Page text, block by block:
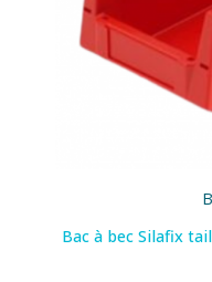
Bac à bec Silafix